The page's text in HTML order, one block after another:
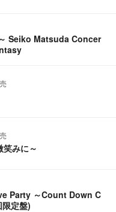
Seiko Matsuda Concer
みに～
Party ～Count Down C
定盤)